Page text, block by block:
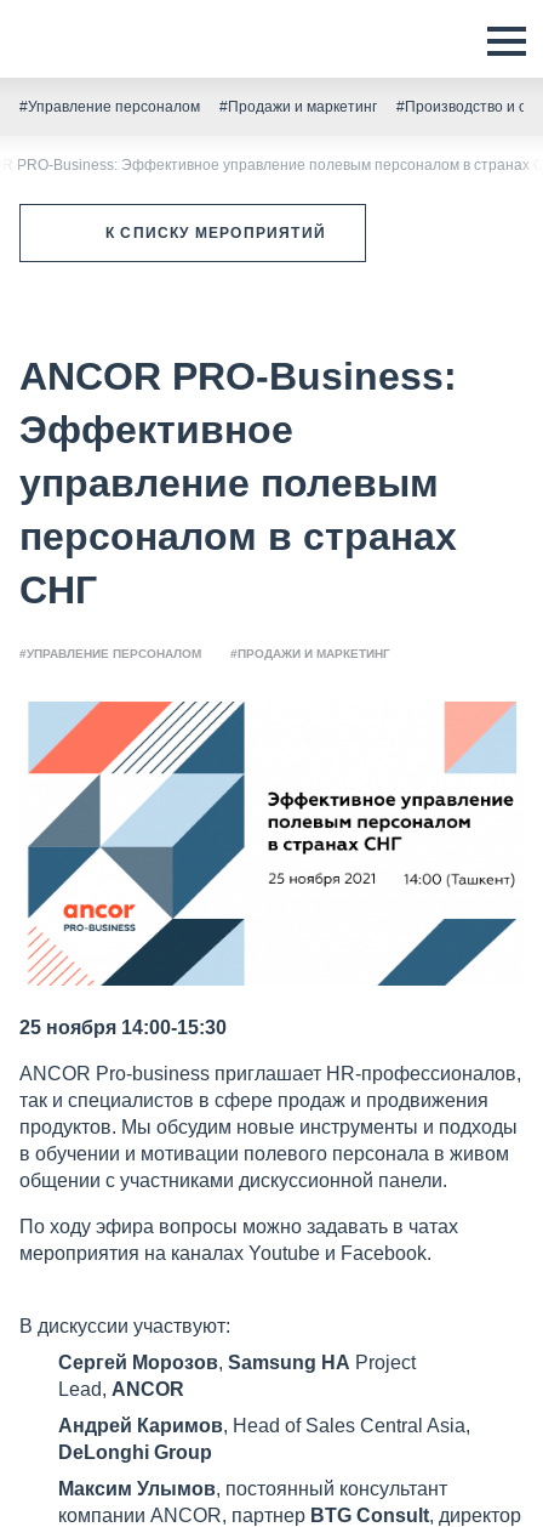
#Управление персоналом #Продажи и маркетинг #Производство и
PRO-Business: Эффективное управление полевым персоналом в странах
К СПИСКУ МЕРОПРИЯТИЙ
ANCOR PRO-Business:
Эффективное
управление полевым
персоналом в странах
СНГ
#УПРАВЛЕНИЕ ПЕРСОНАЛОМ #ПРОДАЖИ И МАРКЕТИНГ
25 ноября 14:00-15:30
ANCOR Pro-business приглашает HR-профессионалов,
так и специалистов в сфере продаж и продвижения
продуктов. Мы обсудим новые инструменты и подходы
в обучении и мотивации полевого персонала в живом
общении с участниками дискуссионной панели.
По ходу эфира вопросы можно задавать в чатах
мероприятия на каналах Youtube и Facebook.
В дискуссии участвуют:
Сергей Морозов, Samsung HA Project
Lead, ANCOR
Андрей Каримов, Head of Sales Central Asia,
DeLonghi Group
Максим Улымов, постоянный консультант
компании ANCOR, партнер BTG Consult, директор